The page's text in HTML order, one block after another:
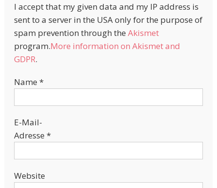
I accept that my given data and my IP address is
sent to a server in the USA only for the purpose of
spam prevention through the Akismet
program.More information on Akismet and
GDPR.
Name *
E-Mail-
Adresse *
Website